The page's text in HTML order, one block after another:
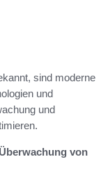
sind moderne
und
und
von